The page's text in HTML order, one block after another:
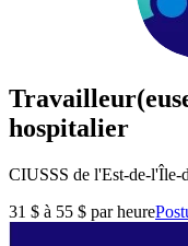
hospitalier
CIUSSS de l'Est-de-l'Île-
31 $ à 55 $ par heure